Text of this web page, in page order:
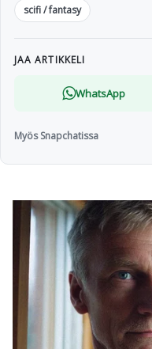
scifi / fantasy
JAA ARTIKKELI
WhatsApp
Myös Snapchatissa